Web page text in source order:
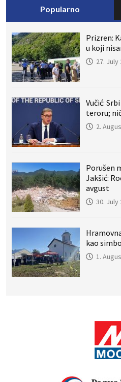
Popularno
Prizren:
u koji
27. July
Vučić:
teroru;
2.
Porušen
Jakšić:
avgust
30. July
kao
1.